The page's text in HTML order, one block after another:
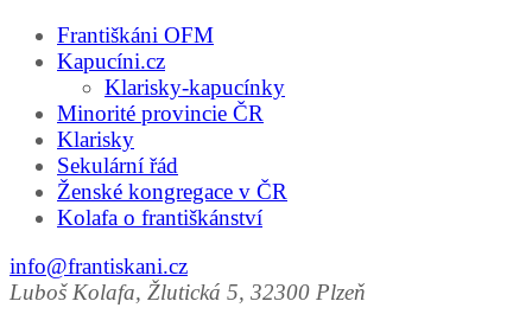
Františkáni OFM
Kapucíni.cz
Klarisky-kapucínky
Minorité provincie ČR
Klarisky
Sekulární řád
Ženské kongregace v ČR
Kolafa o františkánství
info@frantiskani.cz
Luboš Kolafa, Žlutická 5, 32300 Plzeň